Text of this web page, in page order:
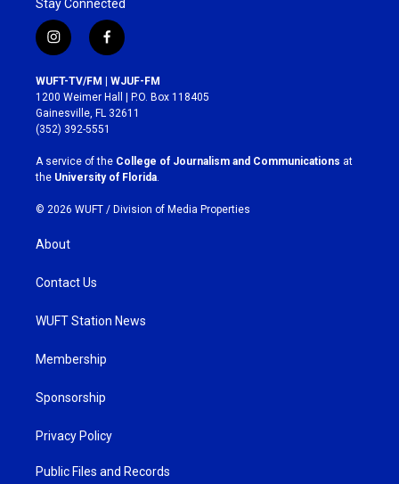
Stay Connected
i
n
s
t
a
g
r
a
m
f
a
c
e
b
o
k
WUFT-TV/FM | WJUF-FM
1200 Weimer Hall | P.O. Box 118405
Gainesville, FL 32611
(352) 392-5551
A service of the College of Journalism and Communications at
the University of Florida
© 2026 WUFT / Division of Media Properties
About
Contact Us
WUFT Station News
Membership
Sponsorship
Privacy Policy
Public Files and Records